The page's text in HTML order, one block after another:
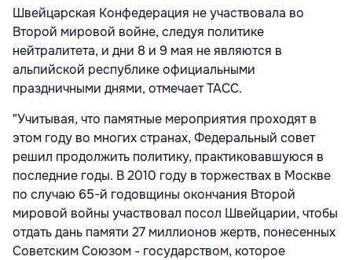
Швейцарская Конфедерация не участвовала во
Второй мировой войне, следуя политике
нейтралитета, и дни 8 и 9 мая не являются в
альпийской республике официальными
праздничными днями, отмечает ТАСС.
"Учитывая, что памятные мероприятия проходят в
этом году во многих странах, Федеральный совет
решил продолжить политику, практиковавшуюся в
последние годы. В 2010 году в торжествах в Москве
по случаю 65-й годовщины окончания Второй
мировой войны участвовал посол Швейцарии, чтобы
отдать дань памяти 27 миллионов жертв, понесенных
Советским Союзом - государством, которое